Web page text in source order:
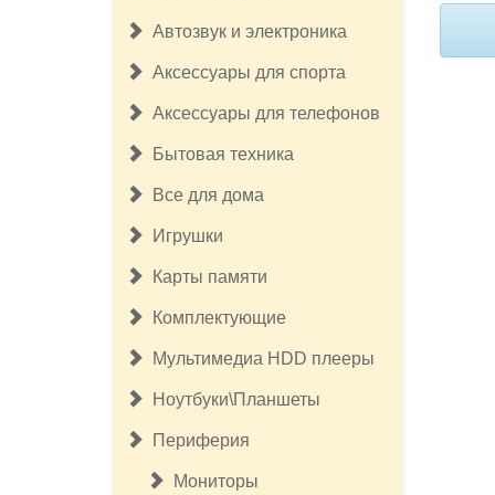
Автозвук и электроника
Аксессуары для спорта
Аксессуары для телефонов
Бытовая техника
Все для дома
Игрушки
Карты памяти
Комплектующие
Мультимедиа HDD плееры
Ноутбуки\Планшеты
Периферия
Мониторы